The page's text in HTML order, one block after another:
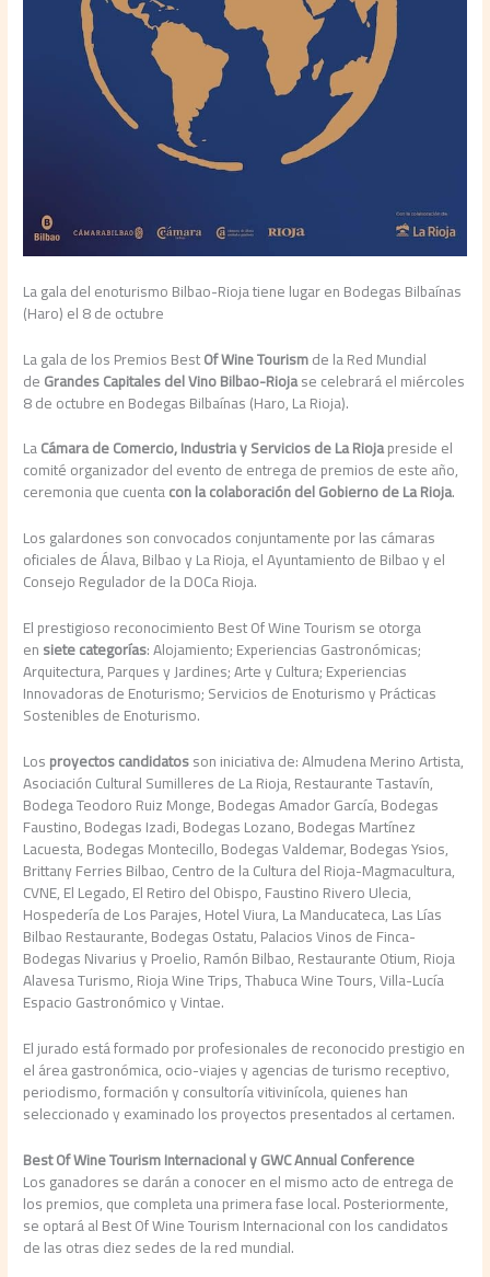
La gala del enoturismo Bilbao-Rioja tiene lugar en Bodegas Bilbaínas
(Haro) el 8 de octubre
La gala de los Premios BestOf Wine Tourismde la Red Mundial
deGrandes Capitales del Vino Bilbao-Riojase celebrará el miércoles
8 de octubre en Bodegas Bilbaínas (Haro, La Rioja).
LaCámara de Comercio, Industria y Servicios de La Riojapreside el
comité organizador del evento de entrega de premios de este año,
ceremonia que cuentacon la colaboración del Gobierno de La Rioja.
Los galardones son convocados conjuntamente por las cámaras
oficiales de Álava, Bilbao y La Rioja, el Ayuntamiento de Bilbao y el
Consejo Regulador de la DOCa Rioja.
El prestigioso reconocimiento Best Of Wine Tourism se otorga
ensiete categorías: Alojamiento; Experiencias Gastronómicas;
Arquitectura, Parques y Jardines; Arte y Cultura; Experiencias
Innovadoras de Enoturismo; Servicios de Enoturismo y Prácticas
Sostenibles de Enoturismo.
Losproyectos candidatosson iniciativa de: Almudena Merino Artista,
Asociación Cultural Sumilleres de La Rioja, Restaurante Tastavín,
Bodega Teodoro Ruiz Monge, Bodegas Amador García, Bodegas
Faustino, Bodegas Izadi, Bodegas Lozano, Bodegas Martínez
Lacuesta, Bodegas Montecillo, Bodegas Valdemar, Bodegas Ysios,
Brittany Ferries Bilbao, Centro de la Cultura del Rioja-Magmacultura,
CVNE, El Legado, El Retiro del Obispo, Faustino Rivero Ulecia,
Hospedería de Los Parajes, Hotel Viura, La Manducateca, Las Lías
Bilbao Restaurante, Bodegas Ostatu, Palacios Vinos de Finca-
Bodegas Nivarius y Proelio, Ramón Bilbao, Restaurante Otium, Rioja
Alavesa Turismo, Rioja Wine Trips, Thabuca Wine Tours, Villa-Lucía
Espacio Gastronómico y Vintae.
El jurado está formado por profesionales de reconocido prestigio en
el área gastronómica, ocio-viajes y agencias de turismo receptivo,
periodismo, formación y consultoría vitivinícola, quienes han
seleccionado y examinado los proyectos presentados al certamen.
Best Of Wine Tourism Internacional y GWC Annual Conference
Los ganadores se darán a conocer en el mismo acto de entrega de
los premios, que completa una primera fase local. Posteriormente,
se optará al Best Of Wine Tourism Internacional con los candidatos
de las otras diez sedes de la red mundial.